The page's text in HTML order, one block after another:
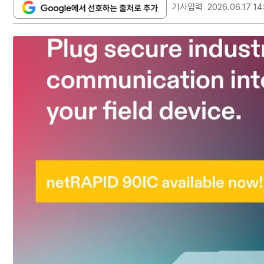
기사입력 2026.06.17